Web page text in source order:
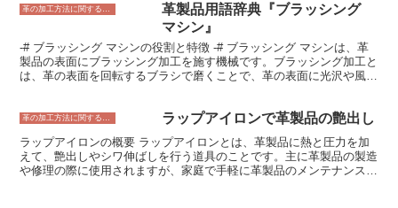
は、様々な種類があります。 丸型、四角型、ハート型、星型など、
形や大きさ、素材も様々です。また、ハトメの色も、ゴールド、シル
バー、ブロンズ、ブラックなど、様々なものがあります。鳩目の種類
は、革製品のデザインや用途に合わせて選ぶことができます。
革の加工方法に関すること
革製品用語辞典『ブラッシング
マシン』
-# ブラッシング マシンの役割と特徴 -# ブラッシング マシンは、革
製品の表面にブラッシング加工を施す機械です。ブラッシング加工と
は、革の表面を回転するブラシで磨くことで、革の表面に光沢や風合
シンは、主に以下の特徴があります。 * 回転するブラシで革の表面を
シング加工は、革の表面の汚れやキズを目立たなくする効果がある。
* ブラッシング加工は、革の表面を滑らかにすることで、革製品の耐
久性を向上させる効果がある。 ブラッシング マシンは、革製品の製
ラップアイロンで革製品の艶出し
ラップアイロンの概要 ラップアイロンとは、革製品に熱と圧力を加
えて、艶出しやシワ伸ばしを行う道具のことです。主に革製品の製造
や修理の際に使用されますが、家庭で手軽に革製品のメンテナンスを